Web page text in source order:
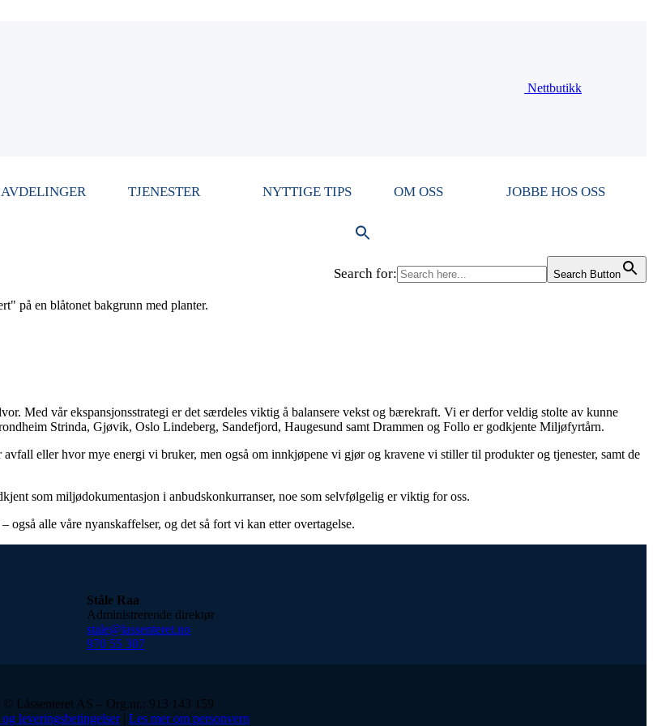
Nettbutikk
AVDELINGER TJENESTER NYTTIGE TIPS OM OSS JOBBE HOS OSS
Search for: Search Button
Med vår ekspansjonsstrategi er det særdeles viktig å balansere vekst og bærekraft. Vi er derfor veldig stolte av kunne
Strinda, Gjøvik, Oslo Lindeberg, Sandefjord, Haugesund samt Drammen og Follo er godkjente Miljøfyrtårn.
eller hvor mye energi vi bruker, men også om innkjøpene vi gjør og kravene vi stiller til produkter og tjenester, samt de
som miljødokumentasjon i anbudskonkurranser, noe som selvfølgelig er viktig for oss.
alle våre nyanskaffelser, og det så fort vi kan etter overtagelse.
Ståle Raa
Administrerende direktør
stale@lassenteret.no
970 55 307
© Låssenteret AS – Org.nr.: 913 143 159
og leveringsbetingelser| Les mer om personvern